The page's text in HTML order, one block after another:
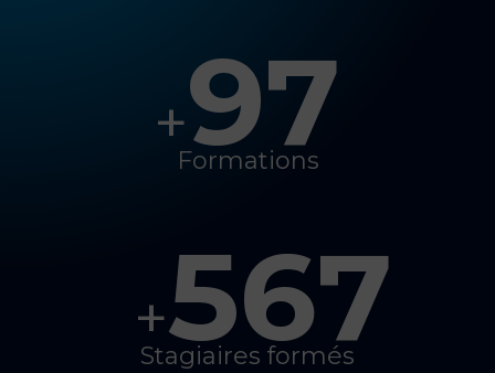
+97
Formations
+567
Stagiaires formés